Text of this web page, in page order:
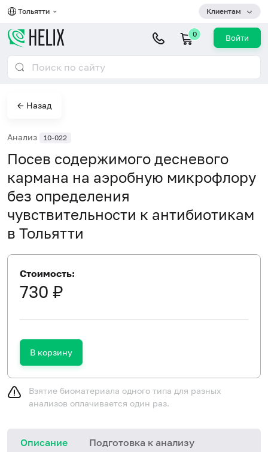
Тольятти Клиентам
0 Войти
← Назад
Анализ 10-022
Посев содержимого десневого
кармана на аэробную микрофлору
без определения
чувствительности к антибиотикам
в Тольятти
Стоимость:
730 ₽
В корзину
Взятие биоматериала одного типа для разных
анализов оплачивается один раз.
Описание Подготовка к анализу